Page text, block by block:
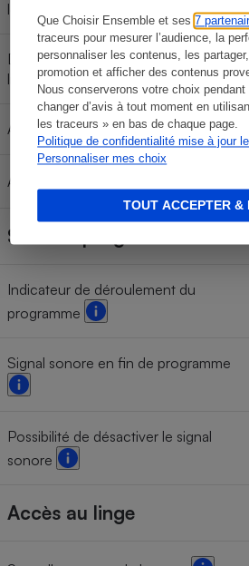
Que Choisir Ensemble et ses7
traceurs pour mesurer l’audience, la
personnaliser les contenus, les
promotion et afficher des contenus
Nous conserverons votre choix
changer d’avis à tout moment en
les traceurs » en bas de chaque page.
Politique de confidentialité mise à jour
Personnaliser mes choix
TOUT ACCEPTER &
lessive liquide
Distributeur automatique de lessive
liquide
Adoucissant
Agent blanchissant
Suivi du programme
Indicateur de déroulement du
programme
Signal sonore en fin de programme
Possibilité de désactiver le signal
sonore
Accès au linge